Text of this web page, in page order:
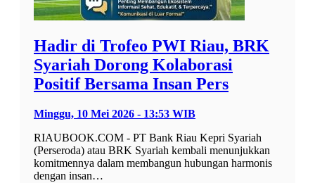
Hadir di Trofeo PWI Riau, BRK
Syariah Dorong Kolaborasi
Positif Bersama Insan Pers
Minggu, 10 Mei 2026 - 13:53 WIB
RIAUBOOK.COM - PT Bank Riau Kepri Syariah
(Perseroda) atau BRK Syariah kembali menunjukkan
komitmennya dalam membangun hubungan harmonis
dengan insan…